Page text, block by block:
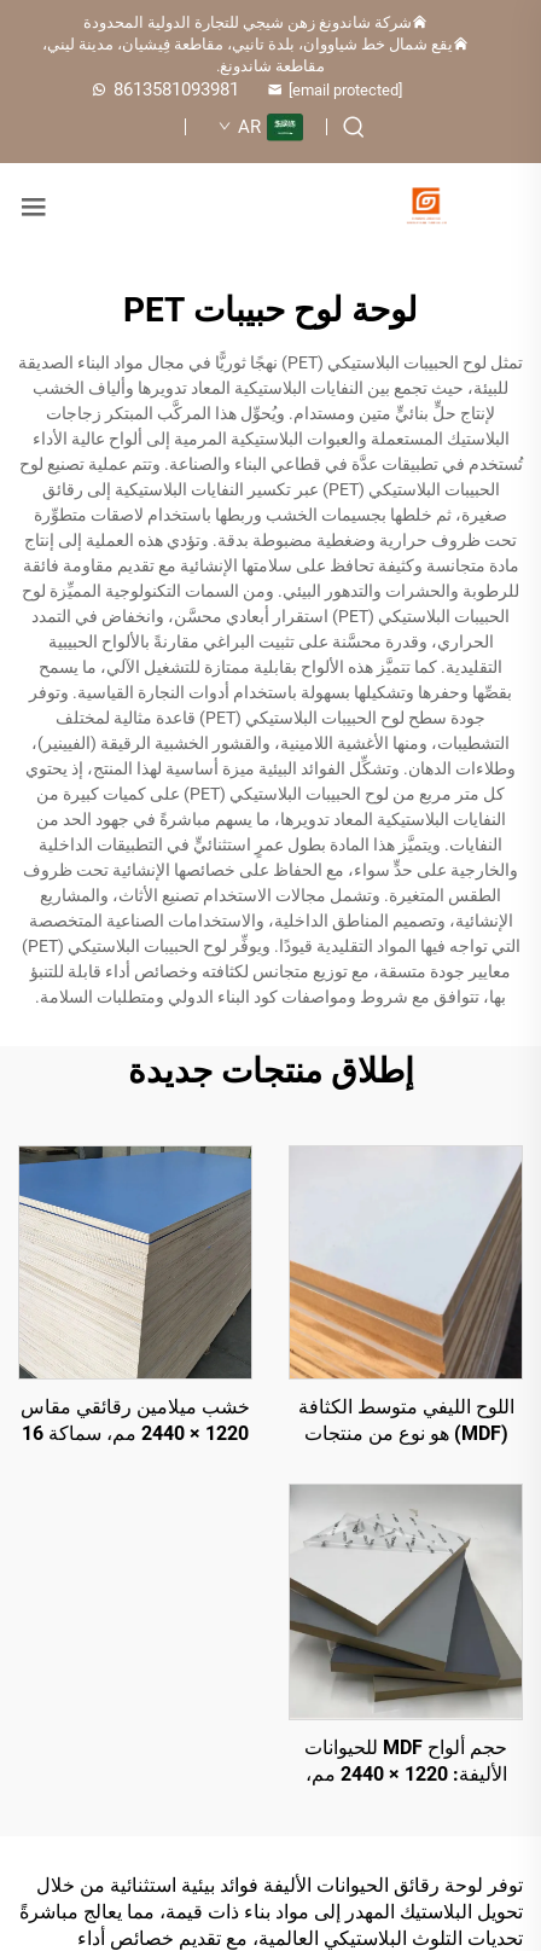
شركة شاندونغ زهن شيجي للتجارة الدولية المحدودة
يقع شمال خط شياووان، بلدة تانيي، مقاطعة فِيشيان، مدينة ليني،
مقاطعة شاندونغ.
[email protected]
8613581093981
AR
لوحة لوح حبيبات PET
تمثل لوح الحبيبات البلاستيكي (PET) نهجًا ثوريًّا في مجال مواد البناء الصديقة
للبيئة، حيث تجمع بين النفايات البلاستيكية المعاد تدويرها وألياف الخشب
لإنتاج حلٍّ بنائيٍّ متين ومستدام. ويُحوِّل هذا المركَّب المبتكر زجاجات
البلاستيك المستعملة والعبوات البلاستيكية المرمية إلى ألواح عالية الأداء
تُستخدم في تطبيقات عدَّة في قطاعي البناء والصناعة. وتتم عملية تصنيع لوح
الحبيبات البلاستيكي (PET) عبر تكسير النفايات البلاستيكية إلى رقائق
صغيرة، ثم خلطها بجسيمات الخشب وربطها باستخدام لاصقات متطوِّرة
تحت ظروف حرارية وضغطية مضبوطة بدقة. وتؤدي هذه العملية إلى إنتاج
مادة متجانسة وكثيفة تحافظ على سلامتها الإنشائية مع تقديم مقاومة فائقة
للرطوبة والحشرات والتدهور البيئي. ومن السمات التكنولوجية المميِّزة لوح
الحبيبات البلاستيكي (PET) استقرار أبعادي محسَّن، وانخفاض في التمدد
الحراري، وقدرة محسَّنة على تثبيت البراغي مقارنةً بالألواح الحبيبية
التقليدية. كما تتميَّز هذه الألواح بقابلية ممتازة للتشغيل الآلي، ما يسمح
بقصِّها وحفرها وتشكيلها بسهولة باستخدام أدوات النجارة القياسية. وتوفر
جودة سطح لوح الحبيبات البلاستيكي (PET) قاعدة مثالية لمختلف
التشطيبات، ومنها الأغشية اللامينية، والقشور الخشبية الرقيقة (الفيينير)،
وطلاءات الدهان. وتشكِّل الفوائد البيئية ميزة أساسية لهذا المنتج، إذ يحتوي
كل متر مربع من لوح الحبيبات البلاستيكي (PET) على كميات كبيرة من
النفايات البلاستيكية المعاد تدويرها، ما يسهم مباشرةً في جهود الحد من
النفايات. ويتميَّز هذا المادة بطول عمرٍ استثنائيٍّ في التطبيقات الداخلية
والخارجية على حدٍّ سواء، مع الحفاظ على خصائصها الإنشائية تحت ظروف
الطقس المتغيرة. وتشمل مجالات الاستخدام تصنيع الأثاث، والمشاريع
الإنشائية، وتصميم المناطق الداخلية، والاستخدامات الصناعية المتخصصة
التي تواجه فيها المواد التقليدية قيودًا. ويوفِّر لوح الحبيبات البلاستيكي (PET)
معايير جودة متسقة، مع توزيع متجانس لكثافته وخصائص أداء قابلة للتنبؤ
بها، تتوافق مع شروط ومواصفات كود البناء الدولي ومتطلبات السلامة.
إطلاق منتجات جديدة
اللوح الليفي متوسط الكثافة
(MDF) هو نوع من منتجات
ألياف الخشب أو ألياف نباتية
أخرى، ويُستخدم في ألواح
المطابخ، وألواح الأثاث، وكذلك
ألواح التغليف.
خشب ميلامين رقائقي مقاس
1220 × 2440 مم، سماكة 16
حجم ألواح MDF للحيوانات
الأليفة: 1220 × 2440 مم،
الخزائن
توفر لوحة رقائق الحيوانات الأليفة فوائد بيئية استثنائية من خلال
تحويل البلاستيك المهدر إلى مواد بناء ذات قيمة، مما يعالج مباشرةً
تحديات التلوث البلاستيكي العالمية، مع تقديم خصائص أداء